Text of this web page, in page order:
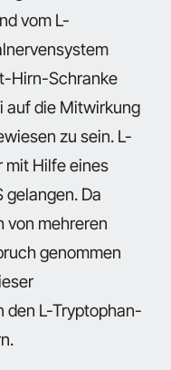
vom L-
Hirn-Schranke
auf die Mitwirkung
zu sein. L-
mit Hilfe eines
gelangen. Da
von mehreren
genommen
den L-Tryptophan-